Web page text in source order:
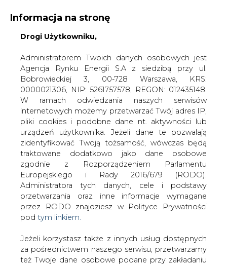
KONTAKT:
WYDAWCA PORTALU:
WYSOKI KONTRAST A A
ZALOGUJ SIĘ
WŁĄCZ CIRE.TV
Informacja na stronę
Drogi Użytkowniku,
Administratorem Twoich danych osobowych jest
Agencja Rynku Energii S.A z siedzibą przy ul.
Bobrowieckiej 3, 00-728 Warszawa, KRS:
0000021306, NIP: 5261757578, REGON: 012435148.
W ramach odwiedzania naszych serwisów
internetowych możemy przetwarzać Twój adres IP,
pliki cookies i podobne dane nt. aktywności lub
urządzeń użytkownika. Jeżeli dane te pozwalają
zidentyfikować Twoją tożsamość, wówczas będą
traktowane dodatkowo jako dane osobowe
zgodnie z Rozporządzeniem Parlamentu
Europejskiego i Rady 2016/679 (RODO).
Administratora tych danych, cele i podstawy
przetwarzania oraz inne informacje wymagane
przez RODO znajdziesz w Polityce Prywatności
pod tym linkiem.
Jeżeli korzystasz także z innych usług dostępnych
za pośrednictwem naszego serwisu, przetwarzamy
też Twoje dane osobowe podane przy zakładaniu